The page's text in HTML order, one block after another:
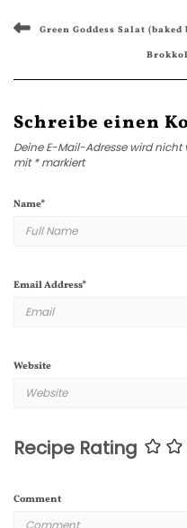
Green Goddess Salat
Schreibe einen
Deine E-Mail-Adresse wird nicht
mit*markiert
Name*
Email Address*
Website
Recipe Rating
Comment